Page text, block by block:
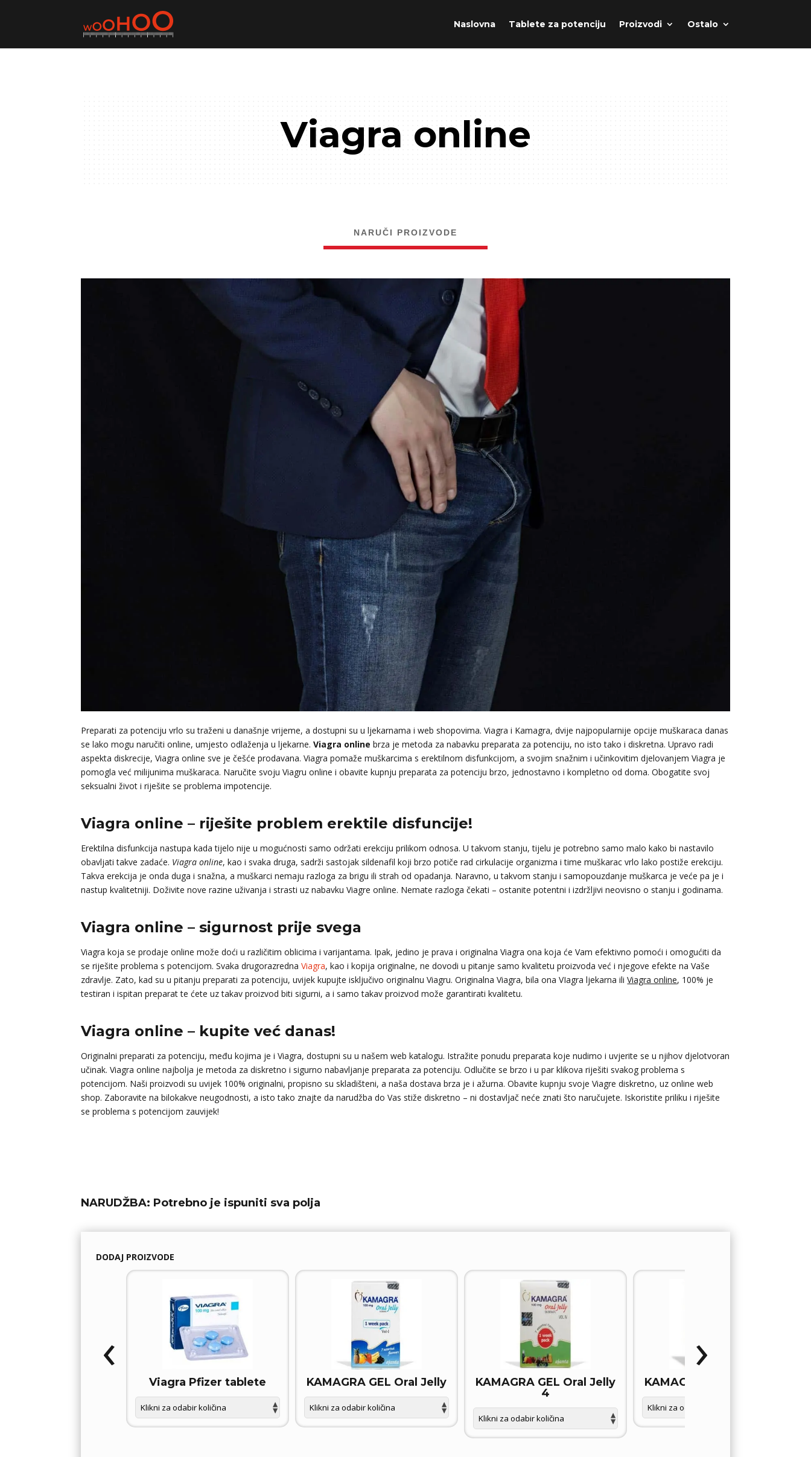
Naslovna Tablete za potenciju Proizvodi Ostalo
Viagra online
NARUČI PROIZVODE
Preparati za potenciju vrlo su traženi u današnje vrijeme, a dostupni su u ljekarnama i web shopovima. Viagra i Kamagra, dvije najpopularnije opcije muškaraca danas
se lako mogu naručiti online, umjesto odlaženja u ljekarne.Viagra online brza je metoda za nabavku preparata za potenciju, no isto tako i diskretna. Upravo radi
aspekta diskrecije, Viagra online sve je češće prodavana. Viagra pomaže muškarcima s erektilnom disfunkcijom, a svojim snažnim i učinkovitim djelovanjem Viagra je
pomogla već milijunima muškaraca. Naručite svoju Viagru online i obavite kupnju preparata za potenciju brzo, jednostavno i kompletno od doma. Obogatite svoj
seksualni život i riješite se problema impotencije.
Viagra online – riješite problem erektile disfuncije!
Erektilna disfunkcija nastupa kada tijelo nije u mogućnosti samo održati erekciju prilikom odnosa. U takvom stanju, tijelu je potrebno samo malo kako bi nastavilo
obavljati takve zadaće. Viagra online, kao i svaka druga, sadrži sastojak sildenafil koji brzo potiče rad cirkulacije organizma i time muškarac vrlo lako postiže erekciju.
Takva erekcija je onda duga i snažna, a muškarci nemaju razloga za brigu ili strah od opadanja. Naravno, u takvom stanju i samopouzdanje muškarca je veće pa je i
nastup kvalitetniji. Doživite nove razine uživanja i strasti uz nabavku Viagre online. Nemate razloga čekati – ostanite potentni i izdržljivi neovisno o stanju i godinama.
Viagra online – sigurnost prije svega
Viagra koja se prodaje online može doći u različitim oblicima i varijantama. Ipak, jedino je prava i originalna Viagra ona koja će Vam efektivno pomoći i omogućiti da
se riješite problema s potencijom. Svaka drugorazrednaViagra, kao i kopija originalne, ne dovodi u pitanje samo kvalitetu proizvoda već i njegove efekte na Vaše
zdravlje. Zato, kad su u pitanju preparati za potenciju, uvijek kupujte isključivo originalnu Viagru. Originalna Viagra, bila ona VIagra ljekarna iliViagra online, 100% je
testiran i ispitan preparat te ćete uz takav proizvod biti sigurni, a i samo takav proizvod može garantirati kvalitetu.
Viagra online – kupite već danas!
Originalni preparati za potenciju, među kojima je i Viagra, dostupni su u našem web katalogu. Istražite ponudu preparata koje nudimo i uvjerite se u njihov djelotvoran
učinak. Viagra online najbolja je metoda za diskretno i sigurno nabavljanje preparata za potenciju. Odlučite se brzo i u par klikova riješiti svakog problema s
potencijom. Naši proizvodi su uvijek 100% originalni, propisno su skladišteni, a naša dostava brza je i ažurna. Obavite kupnju svoje Viagre diskretno, uz online web
shop. Zaboravite na bilokakve neugodnosti, a isto tako znajte da narudžba do Vas stiže diskretno – ni dostavljač neće znati što naručujete. Iskoristite priliku i riješite
se problema s potencijom zauvijek!
NARUDŽBA: Potrebno je ispuniti sva polja
DODAJ PROIZVODE
Viagra Pfizer tablete KAMAGRA GEL Oral Jelly
KAMAGRA GEL Oral Jelly
4
KAMAGRA GOLD tablete
‹ ›